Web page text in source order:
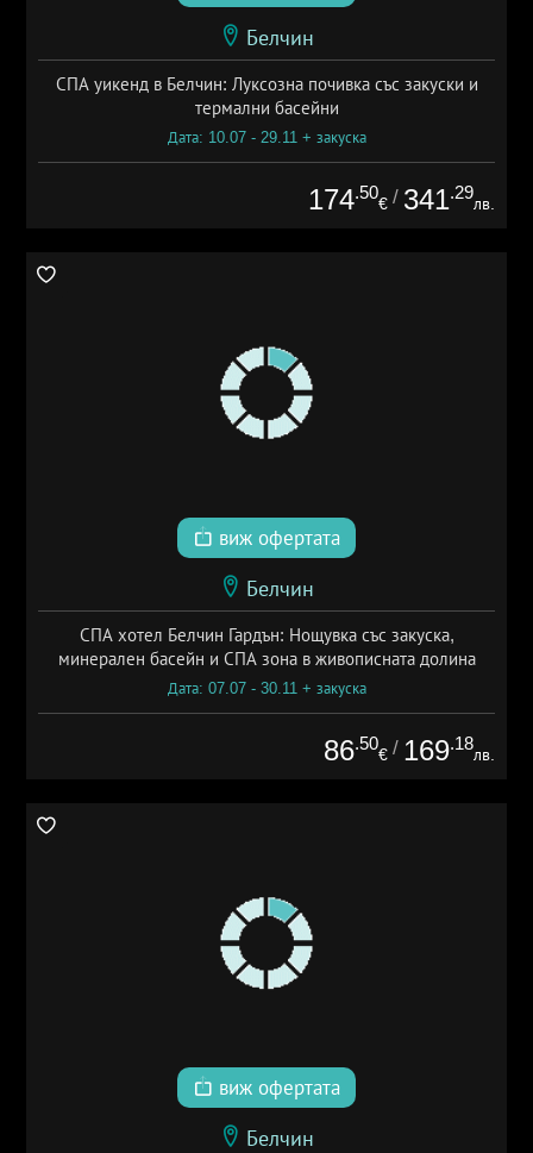
Белчин
СПА уикенд в Белчин: Луксозна почивка със закуски и
термални басейни
Дата: 10.07 - 29.11 + закуска
174.50
€ / 341.29
лв.
виж офертата
Белчин
СПА хотел Белчин Гардън: Нощувка със закуска,
минерален басейн и СПА зона в живописната долина
Дата: 07.07 - 30.11 + закуска
86.50
€ / 169.18
лв.
виж офертата
Белчин